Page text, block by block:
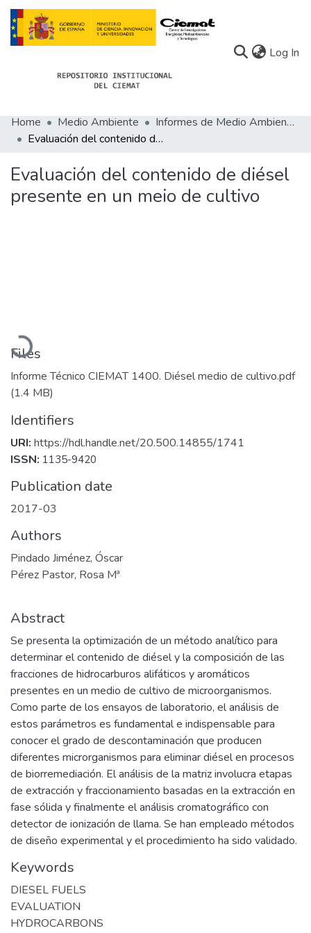
Log In
Communities
Statistics
Home Medio Ambiente
Informes de Medio Ambiente
Evaluación del contenido de diésel presente en un meio de cultivo
Evaluación del contenido de diésel
presente en un meio de cultivo
Loading...
Files
Informe Técnico CIEMAT 1400. Diésel medio de cultivo.pdf
(1.4 MB)
Identifiers
URI: https://hdl.handle.net/20.500.14855/1741
ISSN: 1135-9420
Publication date
2017-03
Authors
Pindado Jiménez, Óscar
Pérez Pastor, Rosa Mª
Abstract
Se presenta la optimización de un método analítico para
determinar el contenido de diésel y la composición de las
fracciones de hidrocarburos alifáticos y aromáticos
presentes en un medio de cultivo de microorganismos.
Como parte de los ensayos de laboratorio, el análisis de
estos parámetros es fundamental e indispensable para
conocer el grado de descontaminación que producen
diferentes microrganismos para eliminar diésel en procesos
de biorremediación. El análisis de la matriz involucra etapas
de extracción y fraccionamiento basadas en la extracción en
fase sólida y finalmente el análisis cromatográfico con
detector de ionización de llama. Se han empleado métodos
de diseño experimental y el procedimiento ha sido validado.
Keywords
DIESEL FUELS
EVALUATION
HYDROCARBONS